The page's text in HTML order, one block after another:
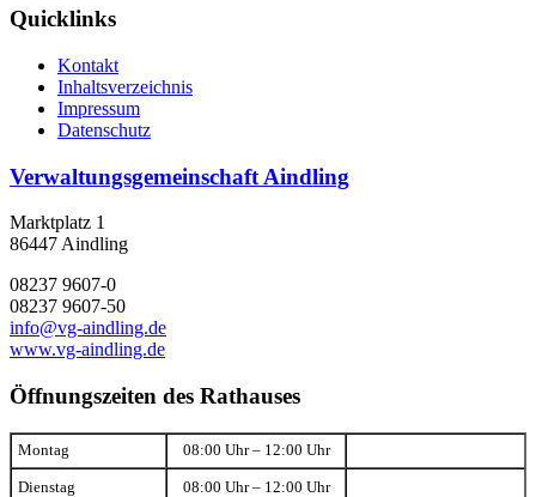
Quicklinks
Kontakt
Inhaltsverzeichnis
Impressum
Datenschutz
Verwaltungsgemeinschaft Aindling
Marktplatz 1
86447 Aindling
08237 9607-0
08237 9607-50
info@vg-aindling.de
www.vg-aindling.de
Öffnungszeiten des Rathauses
Montag 08:00 Uhr – 12:00 Uhr
Dienstag 08:00 Uhr – 12:00 Uhr